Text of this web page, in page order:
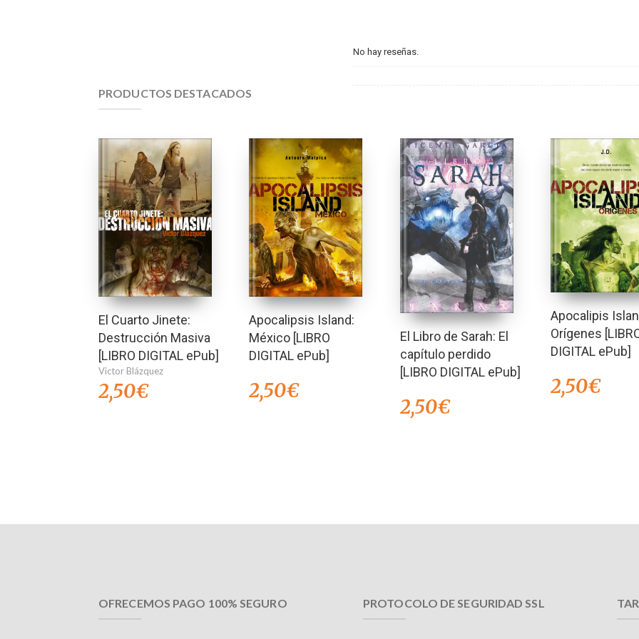
No hay reseñas.
PRODUCTOS DESTACADOS
El Cuarto Jinete:
Destrucción Masiva
[LIBRO DIGITAL ePub]
Victor Blázquez
2,50€
Apocalipsis Island:
México [LIBRO
DIGITAL ePub]
2,50€
El Libro de Sarah: El
capítulo perdido
[LIBRO DIGITAL ePub]
2,50€
Apocalipis
Orígenes
DIGITAL ePub]
2,50€
OFRECEMOS PAGO 100% SEGURO PROTOCOLO DE SEGURIDAD SSL